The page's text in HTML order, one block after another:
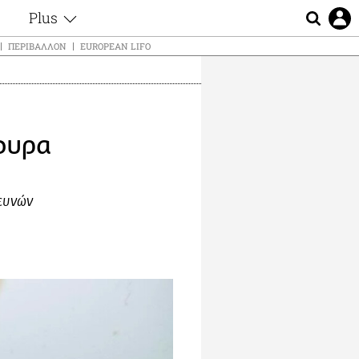
Plus
Θέματα
Videos
Εξομολογήσεις
ΠΕΡΙΒΆΛΛΟΝ EUROPEAN LIFO